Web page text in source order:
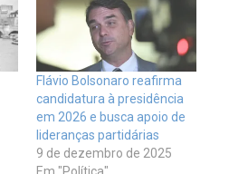
Flávio Bolsonaro reafirma
candidatura à presidência
em 2026 e busca apoio de
lideranças partidárias
9 de dezembro de 2025